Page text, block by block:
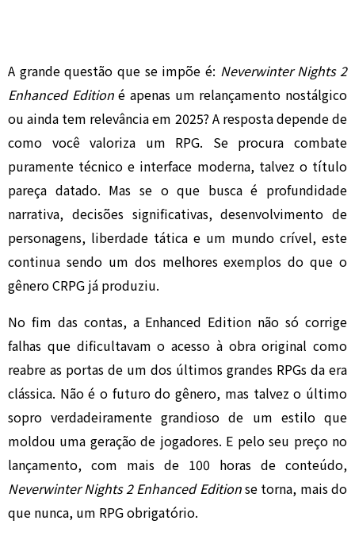
A grande questão que se impõe é: Neverwinter Nights 2
Enhanced Editioné apenas um relançamento nostálgico
ou ainda tem relevância em 2025? A resposta depende de
como você valoriza um RPG. Se procura combate
puramente técnico e interface moderna, talvez o título
pareça datado. Mas se o que busca é profundidade
narrativa, decisões significativas, desenvolvimento de
personagens, liberdade tática e um mundo crível, este
continua sendo um dos melhores exemplos do que o
gênero CRPG já produziu.
No fim das contas, a Enhanced Edition não só corrige
falhas que dificultavam o acesso à obra original como
reabre as portas de um dos últimos grandes RPGs da era
clássica. Não é o futuro do gênero, mas talvez o último
sopro verdadeiramente grandioso de um estilo que
moldou uma geração de jogadores. E pelo seu preço no
lançamento, com mais de 100 horas de conteúdo,
Neverwinter Nights 2 Enhanced Editionse torna, mais do
que nunca, um RPG obrigatório.